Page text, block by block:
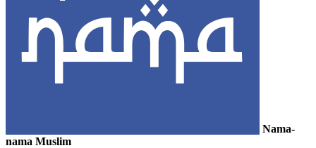
Nama-
nama Muslim